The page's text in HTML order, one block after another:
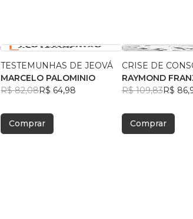
TESTEMUNHAS DE JEOVÁ
MARCELO PALOMINIO
R$ 82,08R$ 64,98
Comprar
CRISE DE
RAYMOND
R$ 109,83R$
Comprar